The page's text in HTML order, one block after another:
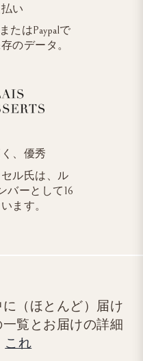
い
たはPaypalで
のデータ。
、優秀
ル氏は、ル
バーとして16
ます。
（ほとんど）届け
覧とお届けの詳細
これ